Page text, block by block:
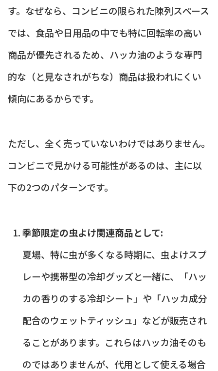
す。なぜなら、コンビニの限られた陳列スペース
では、食品や日用品の中でも特に回転率の高い
商品が優先されるため、ハッカ油のような専門
的な（と見なされがちな）商品は扱われにくい
傾向にあるからです。
ただし、全く売っていないわけではありません。
コンビニで見かける可能性があるのは、主に以
下の2つのパターンです。
季節限定の虫よけ関連商品として:
夏場、特に虫が多くなる時期に、虫よけスプ
レーや携帯型の冷却グッズと一緒に、「ハッ
カの香りのする冷却シート」や「ハッカ成分
配合のウェットティッシュ」などが販売され
ることがあります。これらはハッカ油そのも
のではありませんが、代用として使える場合